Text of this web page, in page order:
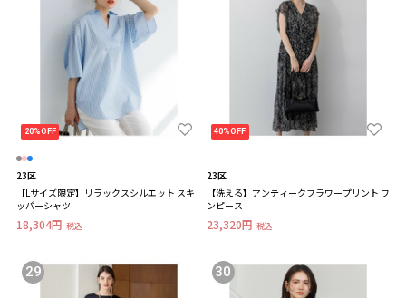
20%OFF
23区
【Lサイズ限定】リラックスシルエット スキ
ッパーシャツ
18,304円 税込
40%OFF
23区
【洗える】アンティークフラワープリント ワ
ンピース
23,320円 税込
29 30